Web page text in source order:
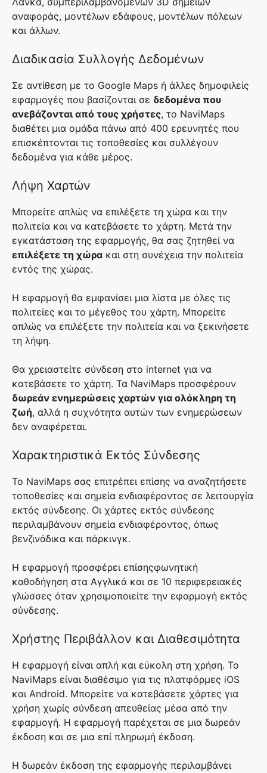
αναφοράς, μοντέλων εδάφους, μοντέλων πόλεων
και άλλων.
Διαδικασία Συλλογής Δεδομένων
Σε αντίθεση με το Google Maps ή άλλες δημοφιλείς
εφαρμογές που βασίζονται σε δεδομένα που
ανεβάζονται από τους χρήστες, το NaviMaps
διαθέτει μια ομάδα πάνω από 400 ερευνητές που
επισκέπτονται τις τοποθεσίες και συλλέγουν
δεδομένα για κάθε μέρος.
Λήψη Χαρτών
Μπορείτε απλώς να επιλέξετε τη χώρα και την
πολιτεία και να κατεβάσετε το χάρτη. Μετά την
εγκατάσταση της εφαρμογής, θα σας ζητηθεί να
επιλέξετε τη χώρα και στη συνέχεια την πολιτεία
εντός της χώρας.
Η εφαρμογή θα εμφανίσει μια λίστα με όλες τις
πολιτείες και το μέγεθος του χάρτη. Μπορείτε
απλώς να επιλέξετε την πολιτεία και να ξεκινήσετε
τη λήψη.
Θα χρειαστείτε σύνδεση στο internet για να
κατεβάσετε το χάρτη. Τα NaviMaps προσφέρουν
δωρεάν ενημερώσεις χαρτών για ολόκληρη τη
ζωή, αλλά η συχνότητα αυτών των ενημερώσεων
δεν αναφέρεται.
Χαρακτηριστικά Εκτός Σύνδεσης
Το NaviMaps σας επιτρέπει επίσης να αναζητήσετε
τοποθεσίες και σημεία ενδιαφέροντος σε λειτουργία
εκτός σύνδεσης. Οι χάρτες εκτός σύνδεσης
περιλαμβάνουν σημεία ενδιαφέροντος, όπως
βενζινάδικα και πάρκινγκ.
Η εφαρμογή προσφέρει επίσηςφωνητική
καθοδήγηση στα Αγγλικά και σε 10 περιφερειακές
γλώσσες όταν χρησιμοποιείτε την εφαρμογή εκτός
σύνδεσης.
Χρήστης Περιβάλλον και Διαθεσιμότητα
Η εφαρμογή είναι απλή και εύκολη στη χρήση. Το
NaviMaps είναι διαθέσιμο για τις πλατφόρμες iOS
και Android. Μπορείτε να κατεβάσετε χάρτες για
χρήση χωρίς σύνδεση απευθείας μέσα από την
εφαρμογή. Η εφαρμογή παρέχεται σε μια δωρεάν
έκδοση και σε μια επί πληρωμή έκδοση.
Η δωρεάν έκδοση της εφαρμογής περιλαμβάνει